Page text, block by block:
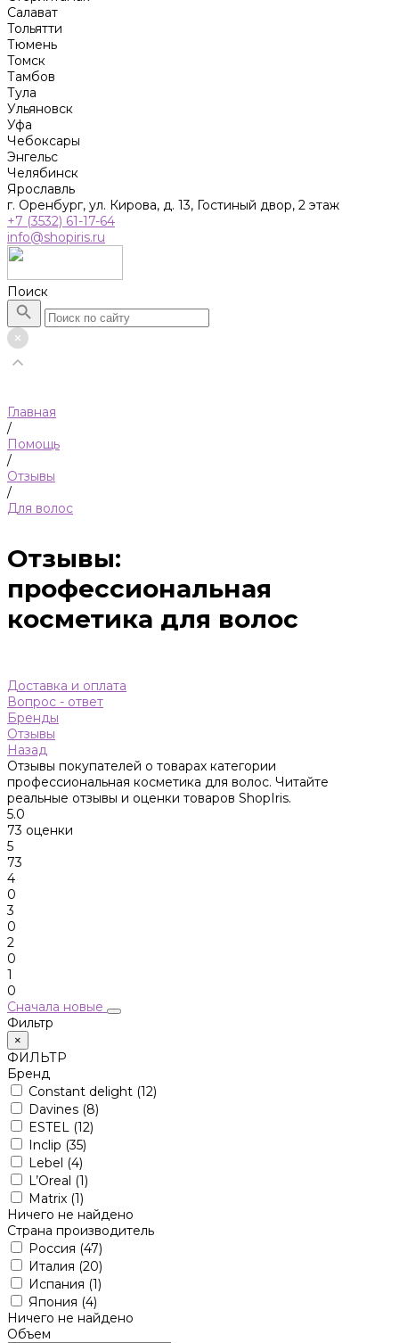
Салават
Тольятти
Тюмень
Томск
Тамбов
Тула
Ульяновск
Уфа
Чебоксары
Энгельс
Челябинск
Ярославль
г. Оренбург, ул. Кирова, д. 13, Гостиный двор, 2 этаж
+7 (3532) 61-17-64
info@shopiris.ru
Поиск
Главная
/
Помощь
/
Отзывы
/
Для волос
Отзывы:
профессиональная
косметика для волос
Доставка и оплата
Вопрос - ответ
Бренды
Отзывы
Назад
Отзывы покупателей о товарах категории
профессиональная косметика для волос. Читайте
реальные отзывы и оценки товаров ShopIris.
5.0
73 оценки
5
73
4
0
3
0
2
0
1
0
Сначала новые
Фильтр
×
ФИЛЬТР
Бренд
Constant delight (12)
Davines (8)
ESTEL
(12)
Inclip (35)
Lebel (4)
L’Oreal (1)
Matrix (1)
Ничего не найдено
Страна производитель
Россия (47)
Италия (20)
Испания (1)
Япония (4)
Ничего не найдено
Объем